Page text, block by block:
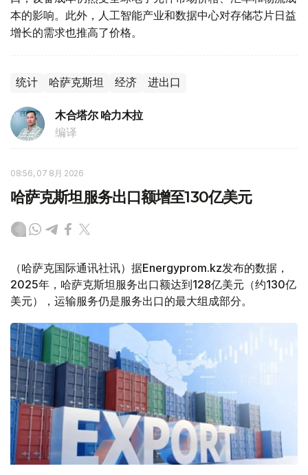
本的影响。此外，人工智能产业和数据中心对存储芯片日益
增长的需求也推高了价格。
统计 哈萨克斯坦 经济 进出口
木合塔尔 哈力木拉
编译
08:56, 07 8月 2026
哈萨克斯坦服务出口额增至130亿美元
（哈萨克国际通讯社讯）据Energyprom.kz发布的数据，
2025年，哈萨克斯坦服务出口额达到128亿美元（约130亿
美元），运输服务仍是服务出口的最大组成部分。